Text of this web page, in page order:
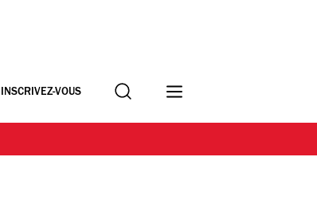
INSCRIVEZ-VOUS Recherche